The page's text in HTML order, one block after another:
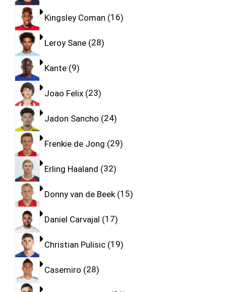
Kingsley Coman 16
Leroy Sane 28
Kante 9
Joao Felix 23
Jadon Sancho 24
Frenkie de Jong 29
Erling Haaland 32
Donny van de Beek 15
Daniel Carvajal 17
Christian Pulisic 19
Casemiro 28